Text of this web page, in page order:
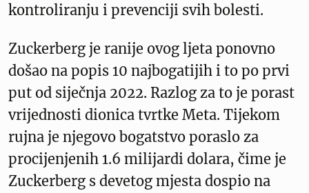
kontroliranju i prevenciji svih bolesti.
Zuckerberg je ranije ovog ljeta ponovno
došao na popis 10 najbogatijih i to po prvi
put od siječnja 2022. Razlog za to je porast
vrijednosti dionica tvrtke Meta. Tijekom
rujna je njegovo bogatstvo poraslo za
procijenjenih 1.6 milijardi dolara, čime je
Zuckerberg s devetog mjesta dospio na